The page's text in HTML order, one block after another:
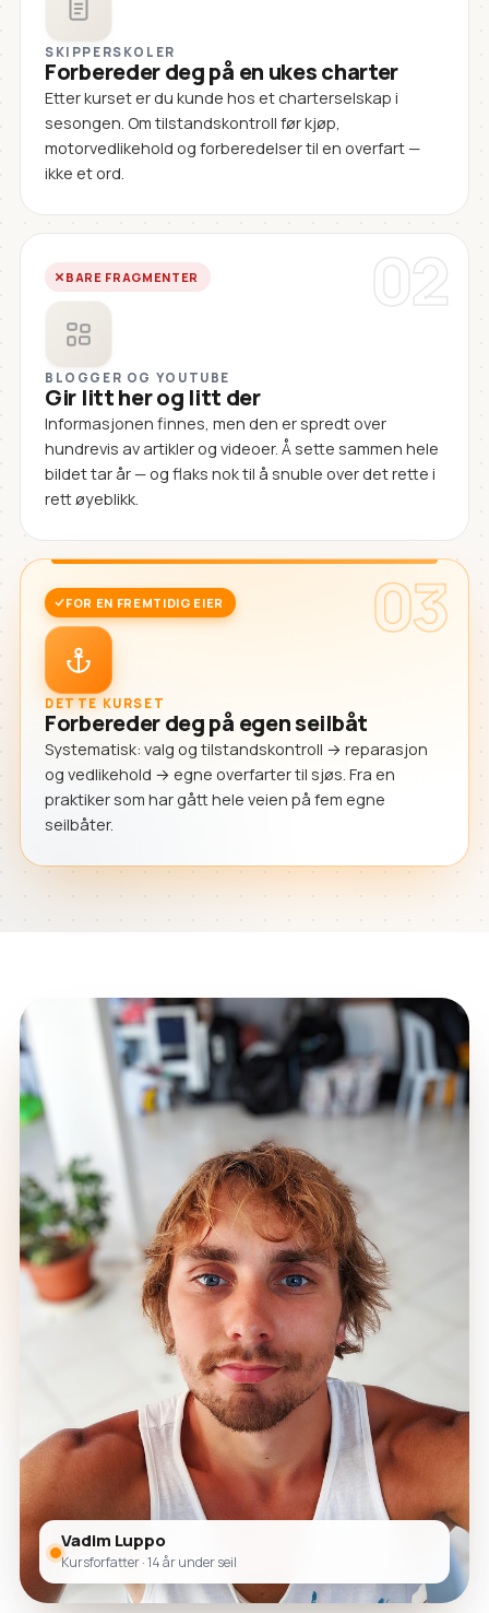
SKIPPERSKOLER
Forbereder deg på en ukes charter
Etter kurset er du kunde hos et charterselskap i
sesongen. Om tilstandskontroll før kjøp,
motorvedlikehold og forberedelser til en overfart —
ikke et ord.
02
BARE FRAGMENTER
BLOGGER OG YOUTUBE
Gir litt her og litt der
Informasjonen finnes, men den er spredt over
hundrevis av artikler og videoer. Å sette sammen hele
bildet tar år — og flaks nok til å snuble over det rette i
rett øyeblikk.
03
FOR EN FREMTIDIG EIER
DETTE KURSET
Forbereder deg på egen seilbåt
Systematisk: valg og tilstandskontroll → reparasjon
og vedlikehold → egne overfarter til sjøs. Fra en
praktiker som har gått hele veien på fem egne
seilbåter.
Vadim Luppo
Kursforfatter · 14 år under seil